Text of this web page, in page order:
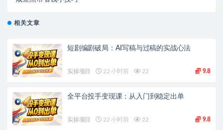
相关文章
短剧编剧破局：AI写稿与过稿的实战心法
实操项目 22 小时前 22 9.8
全平台投手变现课：从入门到稳定出单
实操项目 22 小时前 22 9.8